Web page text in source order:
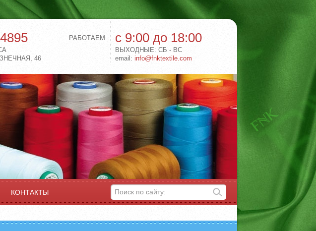
РАБОТАЕМ с 9:00 до 18:00
ВЫХОДНЫЕ: СБ - ВС
email: info@fnktextile.com
46
КОНТАКТЫ